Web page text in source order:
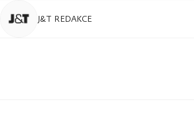
J&T REDAKCE